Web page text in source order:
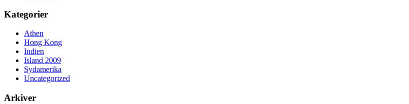
Kategorier
Athen
Hong Kong
Indien
Island 2009
Sydamerika
Uncategorized
Arkiver